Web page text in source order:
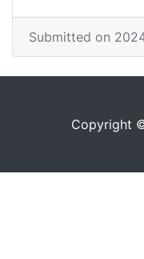
Submitted on
Copyright